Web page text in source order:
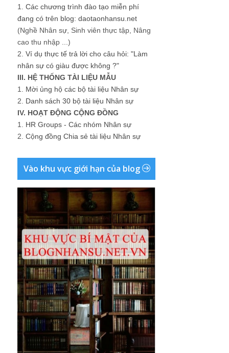
1. Các chương trình đào tạo miễn phí
đang có trên blog: daotaonhansu.net
(Nghề Nhân sự, Sinh viên thực tập, Nâng
cao thu nhập ...)
2. Ví dụ thực tế trả lời cho câu hỏi: "Làm
nhân sự có giàu được không ?"
III. HỆ THỐNG TÀI LIỆU MẪU
1. Mời ủng hộ các bộ tài liệu Nhân sự
2. Danh sách 30 bộ tài liệu Nhân sự
IV. HOẠT ĐỘNG CỘNG ĐỒNG
1. HR Groups - Các nhóm Nhân sự
2. Cộng đồng Chia sẻ tài liệu Nhân sự
Vào khu vực giới hạn của blog